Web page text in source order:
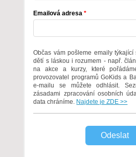
Emailová adresa
Občas vám pošleme emaily
dětí s láskou i rozumem - např.
na akce a kurzy, které
provozovatel programů GoKids a
e-mailu se můžete odhlásit.
zásadami zpracování osobních
data chráníme. Najdete je ZDE >>
Odeslat